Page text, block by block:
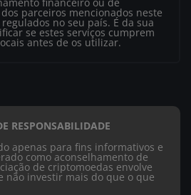
parceiros mencionados neste
no seu país. É da sua
se estes serviços cumprem
antes de os utilizar.
RESPONSABILIDADE
apenas para fins informativos e
como aconselhamento de
de criptomoedas envolve
não investir mais do que o que